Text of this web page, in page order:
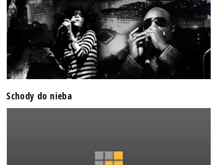
Schody do nieba